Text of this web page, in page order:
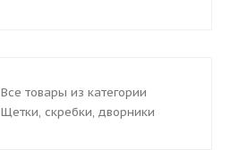
Все товары из категории
Щетки, скребки, дворники